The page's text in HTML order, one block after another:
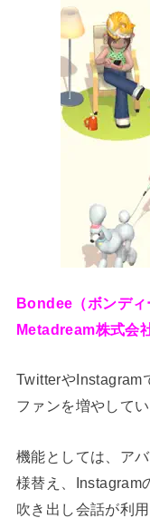
Bondee（ボンディ
Metadream株式会
TwitterやInstagram
ファンを増やしてい
機能としては、ア
様替え、Instagram
吹き出し会話が利用